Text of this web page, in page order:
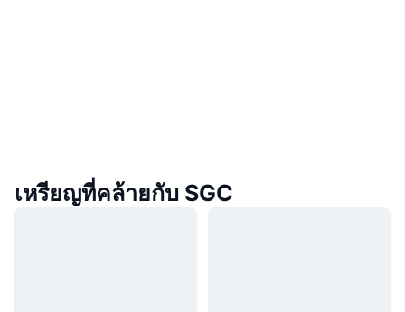
เหรียญที่คล้ายกับ SGC